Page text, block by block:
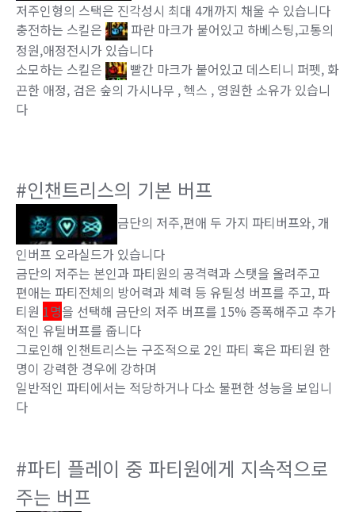
저주인형의 스택은 진각성시 최대 4개까지 채울 수 있습니다
충전하는 스킬은
파란 마크가 붙어있고 하베스팅,고통의
정원,애정전시가 있습니다
소모하는 스킬은
빨간 마크가 붙어있고 데스티니 퍼펫, 화
끈한 애정, 검은 숲의 가시나무 , 헥스 , 영원한 소유가 있습니
다
#인챈트리스의 기본 버프
금단의 저주,편애 두 가지 파티버프와, 개
인버프 오라실드가 있습니다
금단의 저주는 본인과 파티원의 공격력과 스탯을 올려주고
편애는 파티전체의 방어력과 체력 등 유틸성 버프를 주고, 파
티원 1명을 선택해 금단의 저주 버프를 15% 증폭해주고 추가
적인 유틸버프를 줍니다
그로인해 인챈트리스는 구조적으로 2인 파티 혹은 파티원 한
명이 강력한 경우에 강하며
일반적인 파티에서는 적당하거나 다소 불편한 성능을 보입니
다
#파티 플레이 중 파티원에게 지속적으로
주는 버프